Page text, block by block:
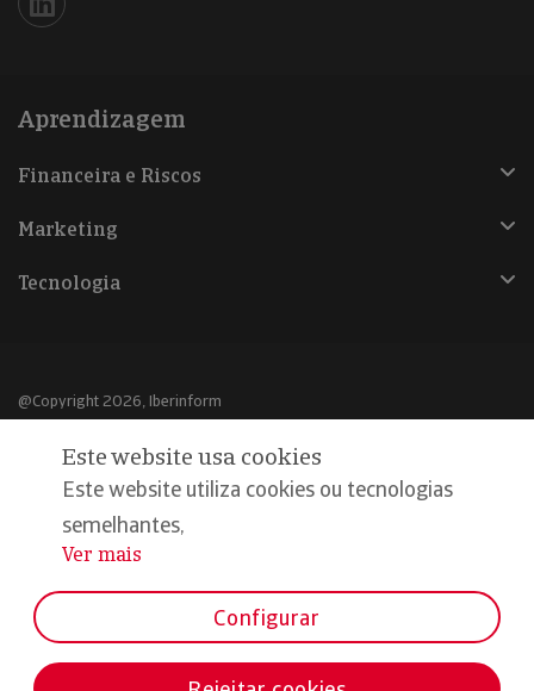
Iberinform en Linkedin
Aprendizagem
Financeira e Riscos
Marketing
Tecnologia
@Copyright 2026, Iberinform
Aviso legal
Política de cookies
Declaração de privacidade
Este website usa cookies
Este website utiliza cookies ou tecnologias
semelhantes,
...
Ver mais
Configurar